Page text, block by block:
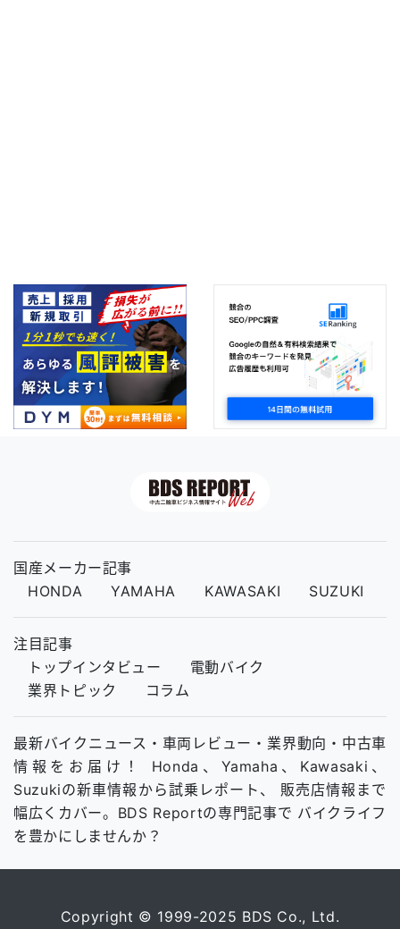
国産メーカー記事
HONDA
YAMAHA KAWASAKI SUZUKI
注目記事
トップインタビュー
電動バイク
業界トピック
コラム
最新バイクニュース・車両レビュー・業界動向・中古車
情報をお届け！ Honda、Yamaha、Kawasaki、
Suzukiの新車情報から試乗レポート、 販売店情報まで
幅広くカバー。BDS Reportの専門記事で バイクライフ
を豊かにしませんか？
Copyright © 1999-2025 BDS Co., Ltd.